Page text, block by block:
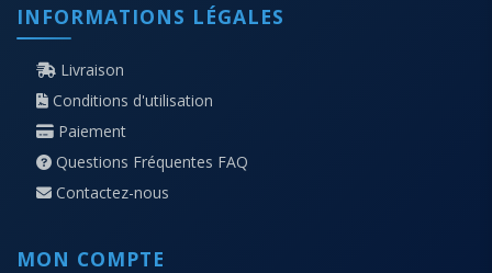
INFORMATIONS LÉGALES
Livraison
Conditions d'utilisation
Paiement
Questions Fréquentes FAQ
Contactez-nous
MON COMPTE